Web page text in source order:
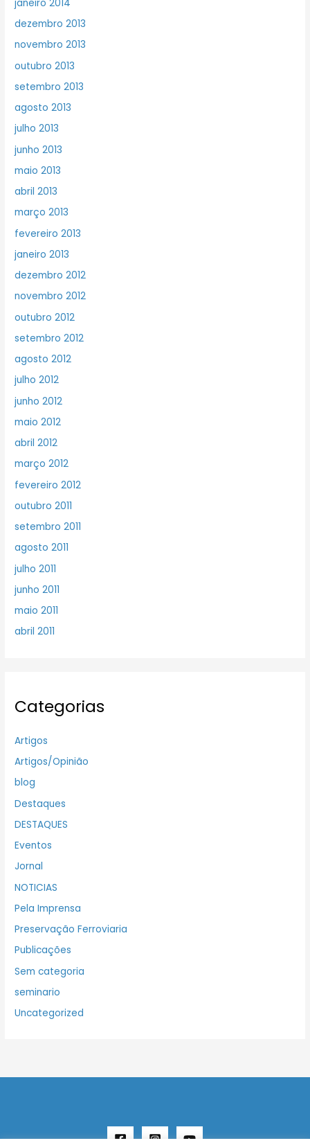
janeiro 2014
dezembro 2013
novembro 2013
outubro 2013
setembro 2013
agosto 2013
julho 2013
junho 2013
maio 2013
abril 2013
março 2013
fevereiro 2013
janeiro 2013
dezembro 2012
novembro 2012
outubro 2012
setembro 2012
agosto 2012
julho 2012
junho 2012
maio 2012
abril 2012
março 2012
fevereiro 2012
outubro 2011
setembro 2011
agosto 2011
julho 2011
junho 2011
maio 2011
abril 2011
Categorias
Artigos
Artigos/Opinião
blog
Destaques
DESTAQUES
Eventos
Jornal
NOTICIAS
Pela Imprensa
Preservação Ferroviaria
Publicações
Sem categoria
seminario
Uncategorized